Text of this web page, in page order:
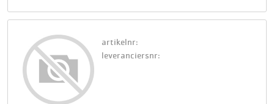
artikelnr:
leveranciersnr: